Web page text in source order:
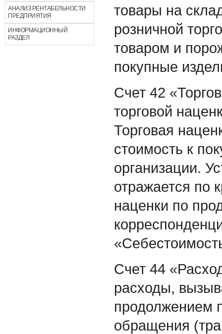
АНАЛИЗ РЕНТАБЕЛЬНОСТИ
ПРЕДПРИЯТИЯ
ИНФОРМАЦИОННЫЙ
РАЗДЕЛ
товары на
розничной
товаром и
покупные
Счет 42
торговой
Торговая
стоимость к
организации.
отражается по
наценки по
Счет 44
расходы,
продолжением
обращения